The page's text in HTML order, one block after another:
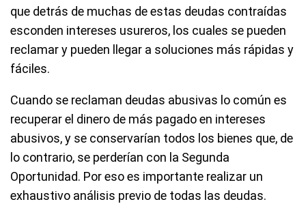
que detrás de muchas de estas deudas contraídas
esconden intereses usureros, los cuales se pueden
reclamar y pueden llegar a soluciones más rápidas y
fáciles.
Cuando se reclaman deudas abusivas lo común es
recuperar el dinero de más pagado en intereses
abusivos, y se conservarían todos los bienes que, de
lo contrario, se perderían con la Segunda
Oportunidad. Por eso es importante realizar un
exhaustivo análisis previo de todas las deudas.